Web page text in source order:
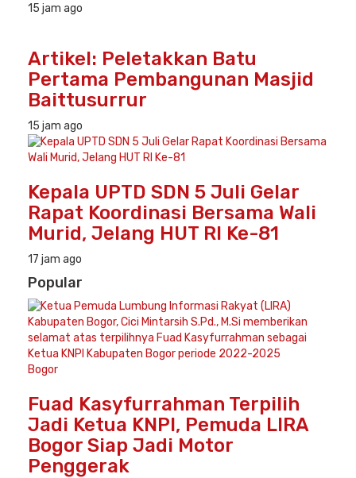
15 jam ago
Artikel: Peletakkan Batu
Pertama Pembangunan Masjid
Baittusurrur
15 jam ago
Kepala UPTD SDN 5 Juli Gelar
Rapat Koordinasi Bersama Wali
Murid, Jelang HUT RI Ke-81
17 jam ago
Popular
Bogor
Fuad Kasyfurrahman Terpilih
Jadi Ketua KNPI, Pemuda LIRA
Bogor Siap Jadi Motor
Penggerak